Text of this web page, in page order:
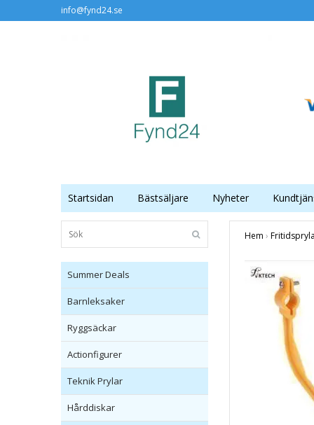
info@fynd24.se
Startsidan Bästsäljare Nyheter
Summer Deals
Barnleksaker
Ryggsäckar
Actionfigurer
Teknik Prylar
Hårddiskar
Hem ›